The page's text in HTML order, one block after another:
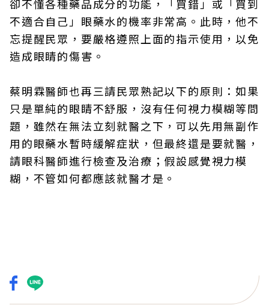
卻不懂各種藥品成分的功能，「買錯」或「買到
不適合自己」眼藥水的機率非常高。此時，他不
忘提醒民眾，要嚴格遵照上面的指示使用，以免
造成眼睛的傷害。
蔡明霖醫師也再三請民眾熟記以下的原則：如果
只是單純的眼睛不舒服，沒有任何視力模糊等問
題，雖然在無法立刻就醫之下，可以先用無副作
用的眼藥水暫時緩解症狀，但最終還是要就醫，
請眼科醫師進行檢查及治療；假設感覺視力模
糊，不管如何都應該就醫才是。